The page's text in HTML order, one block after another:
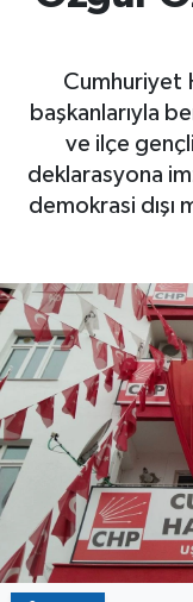
Cumhuriyet
başkanlarıyla
ve ilçe
deklarasyona
demokrasi